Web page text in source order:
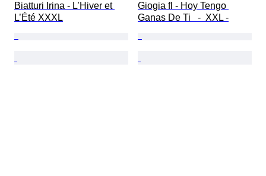
Biatturi Irina - L’Hiver et
L’Été XXXL
Giogia fl - Hoy Tengo
Ganas De Ti   -  XXL -